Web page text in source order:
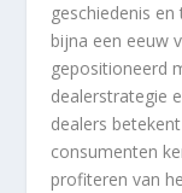
geschiedenis
bijna een eeuw
gepositioneerd
dealerstrategie
dealers
consumenten
profiteren van